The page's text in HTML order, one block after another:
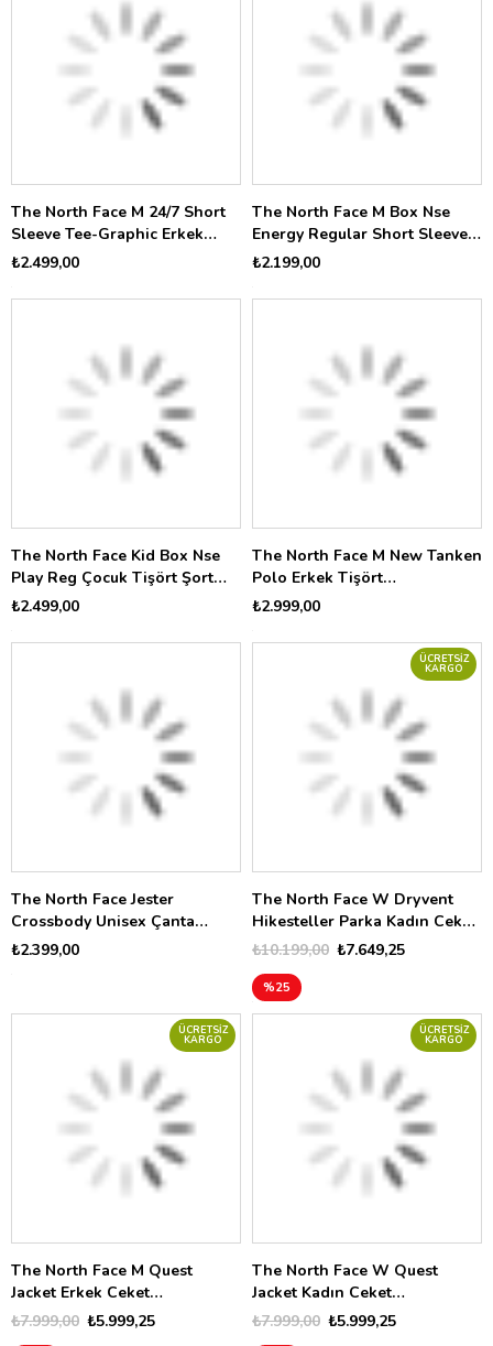
The North Face M 24/7 Short
Sleeve Tee-Graphic Erkek
Tişört NF0A8G83JK31
₺2.499,00
The North Face M Box Nse
Energy Regular Short Sleeve
Te Erkek Tişört NF0A8G9VJK31
₺2.199,00
The North Face Kid Box Nse
Play Reg Çocuk Tişört Şort
Set SetNF0A8G1HDGY1
₺2.499,00
The North Face M New Tanken
Polo Erkek Tişört
NF0A8CRU2EL1
₺2.999,00
The North Face Jester
Crossbody Unisex Çanta
NF0A52UC4H01
₺2.399,00
The North Face W Dryvent
Hikesteller Parka Kadın Ceket
NF0A8G6ZJK31₺7.649,25
₺10.199,00
%25
ÜCRETSIZ
KARGO
The North Face M Quest
Jacket Erkek Ceket
NF0A8G0RBRI1
₺5.999,25
₺7.999,00
ÜCRETSIZ
KARGO
The North Face W Quest
Jacket Kadın Ceket
NF0A8G12QLI1
₺5.999,25
₺7.999,00
ÜCRETSIZ
KARGO